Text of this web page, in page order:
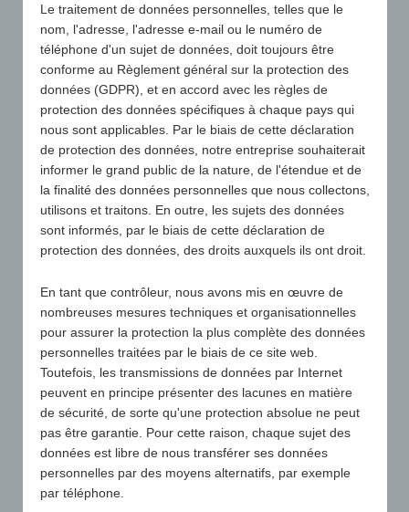
Umsatzsteuer-Ident.-Nr.: DE347156349
Coordonnées
Téléphone : +49 (0)2942-7996868
Courrier électronique :info@promowolsch.de
Responsable du contenu du site : Uwe-Karsten
Brand-Schmidt
Clause de non-responsabilité
Pas de mise en demeure sans prise de contact
Si le contenu ou la présentation de nos offres
devaient porter atteinte aux droits de tiers, nous
vous prions de nous en informer sans note de frais.
L'élimination d'une éventuelle violation de droits de
propriété par les détenteurs de droits de propriété
eux-mêmes ne doit pas avoir lieu sans notre accord.
Nous garantissons que les passages contestés à
juste titre seront immédiatement supprimés, sans
qu'il soit nécessaire de faire appel à un conseiller
juridique de votre part. Néanmoins, nous rejetterons
Le traitement de données personnelles, telles que le
nom, l'adresse, l'adresse e-mail ou le numéro de
téléphone d'un sujet de données, doit toujours être
conforme au Règlement général sur la protection des
données (GDPR), et en accord avec les règles de
protection des données spécifiques à chaque pays qui
nous sont applicables. Par le biais de cette déclaration
de protection des données, notre entreprise souhaiterait
informer le grand public de la nature, de l'étendue et de
la finalité des données personnelles que nous collectons,
utilisons et traitons. En outre, les sujets des données
sont informés, par le biais de cette déclaration de
protection des données, des droits auxquels ils ont droit.
En tant que contrôleur, nous avons mis en œuvre de
nombreuses mesures techniques et organisationnelles
pour assurer la protection la plus complète des données
personnelles traitées par le biais de ce site web.
Toutefois, les transmissions de données par Internet
peuvent en principe présenter des lacunes en matière
de sécurité, de sorte qu'une protection absolue ne peut
pas être garantie. Pour cette raison, chaque sujet des
données est libre de nous transférer ses données
personnelles par des moyens alternatifs, par exemple
par téléphone.